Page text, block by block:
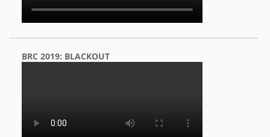
BRC 2019: BLACKOUT